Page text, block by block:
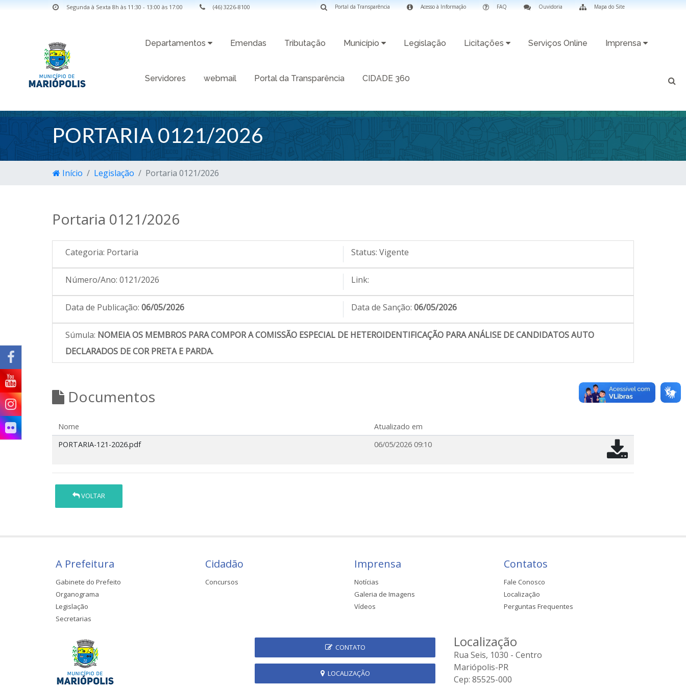
Segunda à Sexta 8h às 11:30 - 13:00 às 17:00 (46) 3226-8100 Mapa do Site
Ouvidoria
FAQ
Acesso à Informação
Portal da Transparência
Departamentos Emendas Tributação Município Legislação Licitações Serviços Online Imprensa
Servidores webmail Portal da Transparência CIDADE 360
PORTARIA 0121/2026
Início Legislação Portaria 0121/2026
Portaria 0121/2026
Categoria: Portaria Status: Vigente
Número/Ano: 0121/2026 Link:
Data de Publicação: 06/05/2026 Data de Sanção: 06/05/2026
Súmula: NOMEIA OS MEMBROS PARA COMPOR A COMISSÃO ESPECIAL DE HETEROIDENTIFICAÇÃO PARA ANÁLISE DE CANDIDATOS AUTO
DECLARADOS DE COR PRETA E PARDA.
Documentos
Nome
Atualizado em
PORTARIA-121-2026.pdf
06/05/2026 09:10
VOLTAR
A Prefeitura
Gabinete do Prefeito
Organograma
Legislação
Secretarias
Cidadão
Concursos
Imprensa
Notícias
Galeria de Imagens
Vídeos
Contatos
Fale Conosco
Localização
Perguntas Frequentes
CONTATO
LOCALIZAÇÃO
Localização
Rua Seis, 1030 - Centro
Mariópolis-PR
Cep: 85525-000